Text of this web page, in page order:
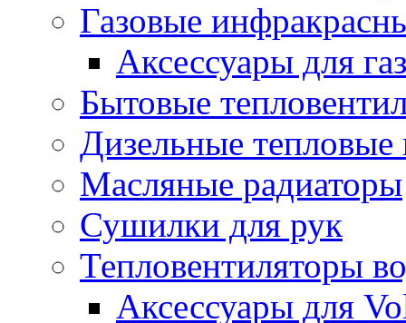
Газовые
Аксессуары для
Бытовые
Дизельные
Масляные радиаторы
Сушилки для рук
Тепловентиляторы
Аксессуары для